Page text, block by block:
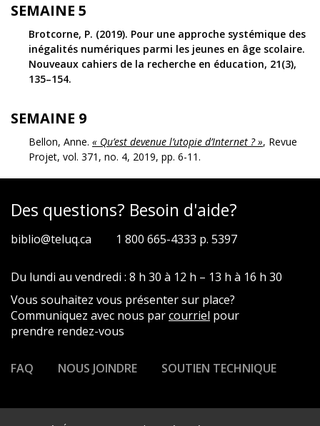
SEMAINE 5
Brotcorne, P. (2019). Pour une approche systémique des
inégalités numériques parmi les jeunes en âge scolaire.
Nouveaux cahiers de la recherche en éducation, 21(3),
135–154.
SEMAINE 9
Bellon, Anne. « Qu’est devenue l’utopie d’Internet ? », Revue
Projet, vol. 371, no. 4, 2019, pp. 6-11.
Des questions? Besoin d'aide?
biblio@teluq.ca 1 800 665-4333 p. 5397
Du lundi au vendredi : 8 h 30 à 12 h – 13 h à 16 h 30
Vous souhaitez vous présenter sur place?
Communiquez avec nous parcourriel pour
prendre rendez-vous
FAQ NOUS JOINDRE SOUTIEN TECHNIQUE